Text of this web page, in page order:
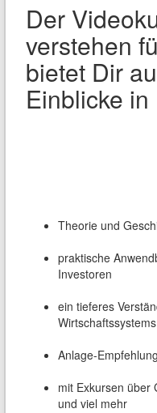
Der
verstehen
bietet Dir
Einblicke in
Theorie und
praktische
Investoren
ein tieferes
Wirtschaftssystems
Anlage-
mit Exkursen über
und viel mehr